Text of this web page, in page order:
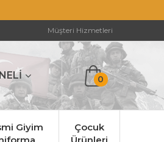
Müşteri Hizmetleri
0
Giyim
Çocuk